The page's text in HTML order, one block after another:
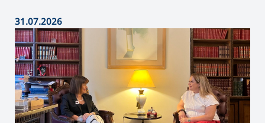
31.07.2026